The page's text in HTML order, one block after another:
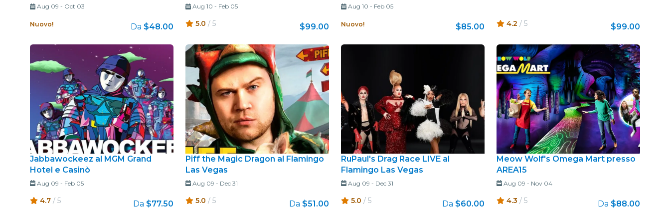
Aug 09 - Oct 03
Nuovo! Da $48.00
Aug 10 - Feb 05
5.0 / 5 $99.00
Aug 10 - Feb 05
Nuovo! $85.00 4.2 / 5 $99.00
Jabbawockeez al MGM Grand
Hotel e Casinò
Aug 09 - Feb 05
4.7 / 5 Da $77.50
Piff the Magic Dragon al Flamingo
Las Vegas
Aug 09 - Dec 31
5.0 / 5 Da $51.00
RuPaul's Drag Race LIVE al
Flamingo Las Vegas
Aug 09 - Dec 31
5.0 / 5 Da $60.00
Meow Wolf's Omega Mart presso
AREA15
Aug 09 - Nov 04
4.3 / 5 Da $88.00